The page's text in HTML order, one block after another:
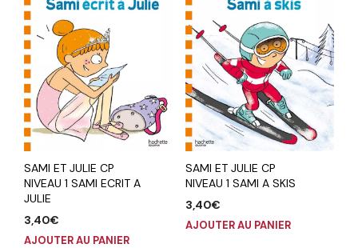
SAMI ET JULIE CP
NIVEAU 1 SAMI ECRIT A
JULIE
3,40€
AJOUTER AU PANIER
SAMI ET JULIE CP
NIVEAU 1 SAMI A SKIS
3,40€
AJOUTER AU PANIER